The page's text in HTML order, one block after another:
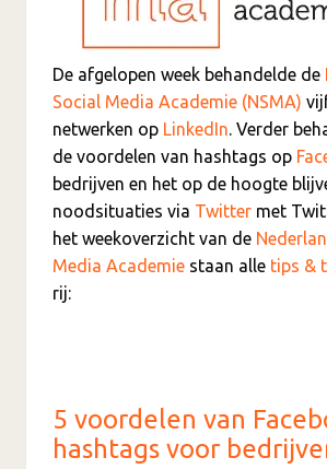
De afgelopen week behandelde de
Social Media Academie (NSMA)
netwerken op LinkedIn. Verder
de voordelen van hashtags op
bedrijven en het op de hoogte
noodsituaties via Twitter met
het weekoverzicht van de
Media Academie staan alle tips &
rij:
5 voordelen van
hashtags voor